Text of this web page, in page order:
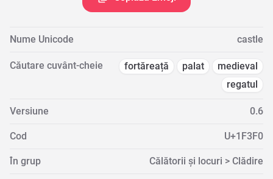
Nume Unicode castle
Căutare cuvânt-cheie fortăreață palat
medieval
regatul
Versiune 0.6
Cod U+1F3F0
În grup Călătorii și locuri > Clădire